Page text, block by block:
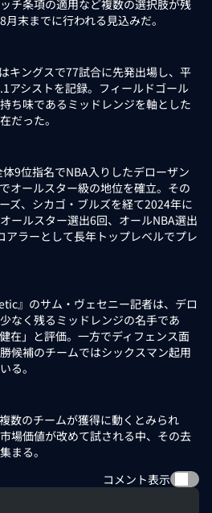
チ条項の適用など複数の選択肢が残
末までに行われる見込みだ。
キングスで77試合に先発出場し、平
アシストを記録。フィールドゴール
ち味であるミッドレンジを軸とした
だった。
9位指名でNBA入りしたデローザン
オールスター級の地位を確立。その
ズ、シカゴ・ブルズを経て2024年に
ールスター選出6回、オールNBA選出
アラーとして長年トップレベルでプレ
』のサム・ヴェセニー記者は、デロ
なく残るミッドレンジの名手であ
在」と評価。一方でディフェンス面
候補のチームではシックスマン起用
る。
数のチームが獲得に動くとみられ
場価値が改めて試される中、その去
まる。
コメント表示